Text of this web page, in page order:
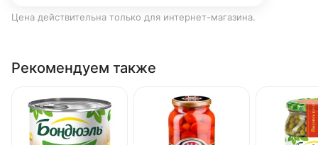
Цена действительна только для интернет-магазина.
Рекомендуем также